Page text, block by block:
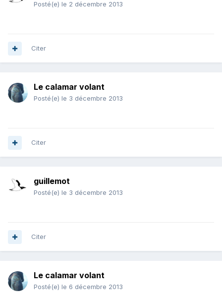
Posté(e) le 2 décembre 2013
Citer
Le calamar volant
Posté(e) le 3 décembre 2013
Citer
guillemot
Posté(e) le 3 décembre 2013
Citer
Le calamar volant
Posté(e) le 6 décembre 2013